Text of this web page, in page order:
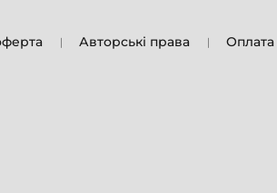
Авторські права Оплата